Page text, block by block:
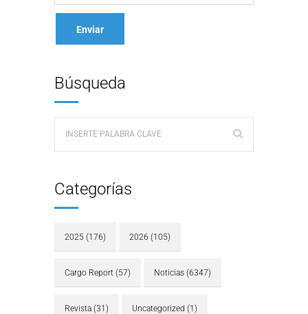
Búsqueda
Categorías
2025 (176) 2026 (105)
Cargo Report (57) Noticias (6347)
Revista (31) Uncategorized (1)